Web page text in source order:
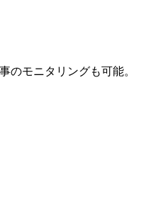
のモニタリングも可能。